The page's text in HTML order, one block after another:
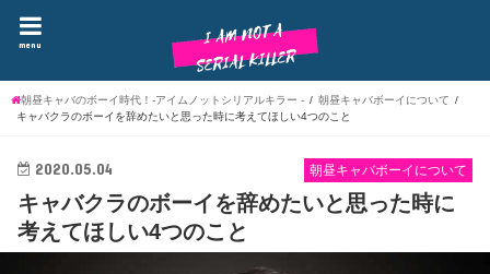
menu
朝昼キャバのボーイ時代！-アイムノットシリアルキラー -
朝昼キャバボーイについて
キャバクラのボーイを辞めたいと思った時に考えてほしい4つのこと
朝昼キャバボーイについて
2020.05.04
キャバクラのボーイを辞めたいと思った時に
考えてほしい4つのこと